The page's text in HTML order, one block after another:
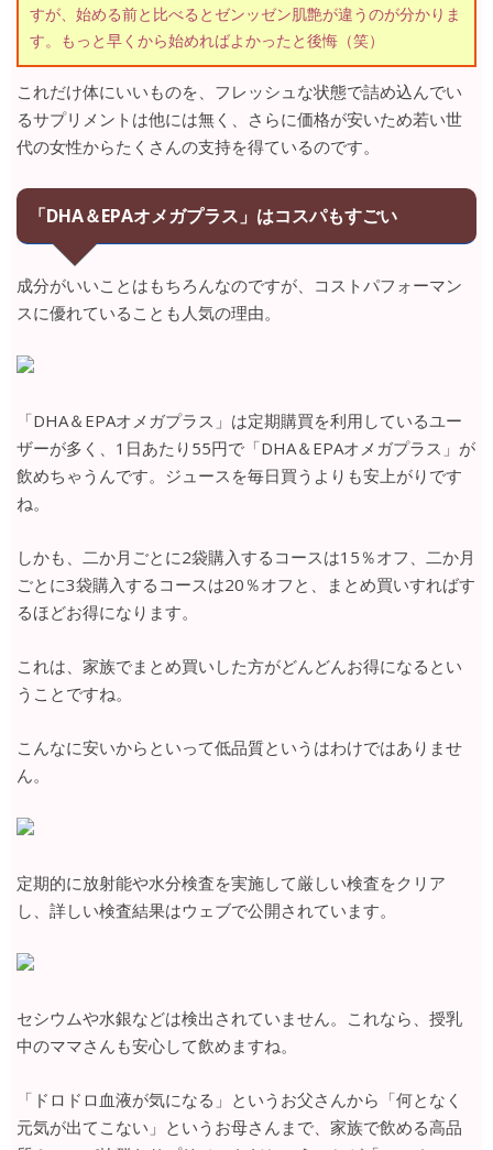
すが、始める前と比べるとゼンッゼン肌艶が違うのが分かりま
す。もっと早くから始めればよかったと後悔（笑）
これだけ体にいいものを、フレッシュな状態で詰め込んでい
るサプリメントは他には無く、さらに価格が安いため若い世
代の女性からたくさんの支持を得ているのです。
「DHA＆EPAオメガプラス」はコスパもすごい
成分がいいことはもちろんなのですが、コストパフォーマン
スに優れていることも人気の理由。
「DHA＆EPAオメガプラス」は定期購買を利用しているユー
ザーが多く、1日あたり55円で「DHA＆EPAオメガプラス」が
飲めちゃうんです。ジュースを毎日買うよりも安上がりです
ね。
しかも、二か月ごとに2袋購入するコースは15％オフ、二か月
ごとに3袋購入するコースは20％オフと、まとめ買いすればす
るほどお得になります。
これは、家族でまとめ買いした方がどんどんお得になるとい
うことですね。
こんなに安いからといって低品質というはわけではありませ
ん。
定期的に放射能や水分検査を実施して厳しい検査をクリア
し、詳しい検査結果はウェブで公開されています。
セシウムや水銀などは検出されていません。これなら、授乳
中のママさんも安心して飲めますね。
「ドロドロ血液が気になる」というお父さんから「何となく
元気が出てこない」というお母さんまで、家族で飲める高品